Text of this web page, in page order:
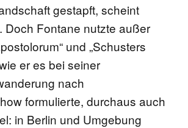
gestapft, scheint
Doch Fontane nutzte außer
und „Schusters
er es bei seiner
nach
formulierte, durchaus auch
in Berlin und Umgebung